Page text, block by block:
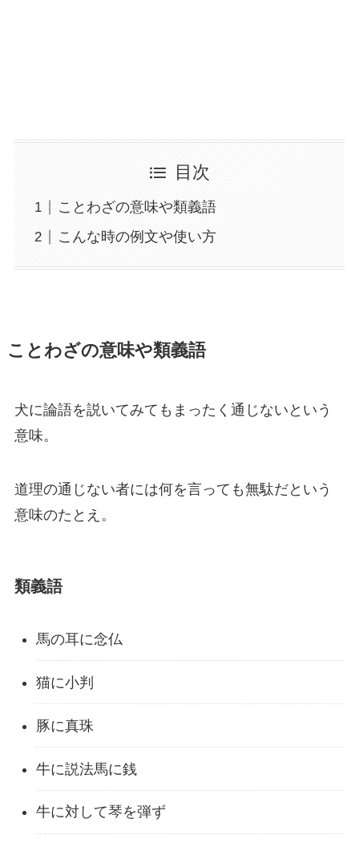
目次
ことわざの意味や類義語
こんな時の例文や使い方
ことわざの意味や類義語
犬に論語を説いてみてもまったく通じないという
意味。
道理の通じない者には何を言っても無駄だという
意味のたとえ。
類義語
馬の耳に念仏
猫に小判
豚に真珠
牛に説法馬に銭
牛に対して琴を弾ず